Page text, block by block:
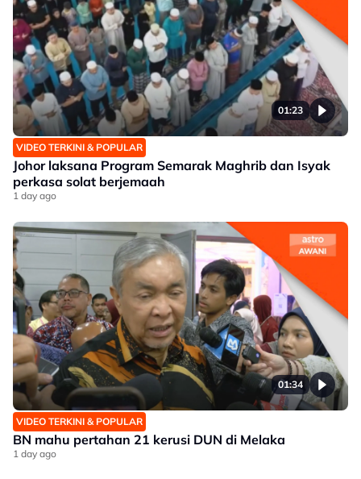
01:23
VIDEO TERKINI & POPULAR
Johor laksana Program Semarak Maghrib dan Isyak
perkasa solat berjemaah
1 day ago
01:34
VIDEO TERKINI & POPULAR
BN mahu pertahan 21 kerusi DUN di Melaka
1 day ago